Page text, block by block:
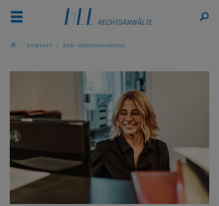
ř
ŷ / KONTAKT / BILD- VIDEONACHWEISE